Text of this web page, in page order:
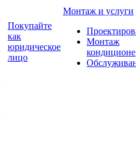
Покупайте
как
юридическое
лицо
Монтаж и услуги
Монтаж